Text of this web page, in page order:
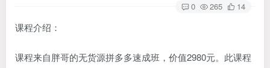
0 265 14
课程介绍：
课程来自胖哥的无货源拼多多速成班，价值2980元。此课程